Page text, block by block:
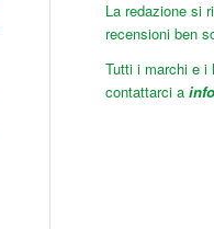
La redazione si
recensioni ben
Tutti i marchi e i
contattarci a